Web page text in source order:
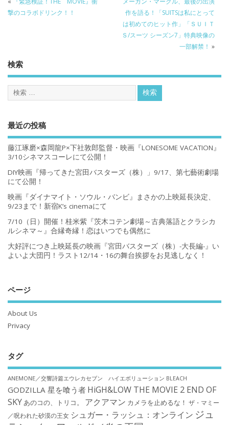
撃のコラボドリンク！！
作を語る！「SUITSは私にとって
は初めてのヒット作」「ＳＵＩＴ
Ｓ/スーツ シーズン7」特典映像の
一部解禁！ »
検索
最近の投稿
藤江琢磨×森岡龍P×下社敦郎監督・映画『LONESOME VACATION』
3/10シネマスコーレにて公開！
DIY映画『帰ってきた宮田バスターズ（株）」9/17、第七藝術劇場
にて公開！
映画『ダイナマイト・ソウル・バンビ』まさかの上映延長決定、
9/23まで！新宿K’s cinemaにて
7/10（日）開催！桂米紫『茨木コテン劇場～古典落語とクラシカ
ルシネマ～』合縁奇縁！恋はいつでも偶然に
大好評につき上映延長の映画『宮田バスターズ（株）-大長編-』い
よいよ大団円！ラスト12/14・16の舞台挨拶をお見逃しなく！
ページ
About Us
Privacy
タグ
ANEMONE／交響詩篇エウレカセブン ハイエボリューション BLEACH
GODZILLA 星を喰う者 HiGH&LOW THE MOVIE 2 END OF
SKYあのコの、トリコ。 アクアマン カメラを止めるな！ ザ・マミー
／呪われた砂漠の王女 シュガー・ラッシュ：オンライン ジュ